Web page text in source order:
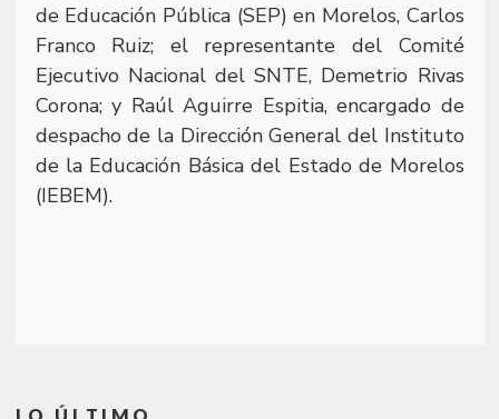
de Educación Pública (SEP) en Morelos, Carlos
Franco Ruiz; el representante del Comité
Ejecutivo Nacional del SNTE, Demetrio Rivas
Corona; y Raúl Aguirre Espitia, encargado de
despacho de la Dirección General del Instituto
de la Educación Básica del Estado de Morelos
(IEBEM).